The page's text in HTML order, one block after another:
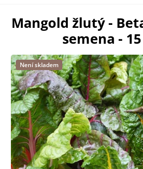
Mangold žlutý -
semena -
Není skladem